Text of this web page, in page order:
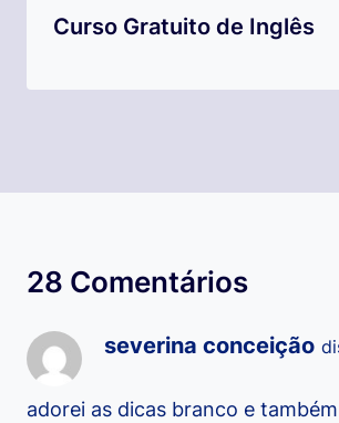
Curso Gratuito de Inglês
28 Comentários
severina conceição
adorei as dicas branco e